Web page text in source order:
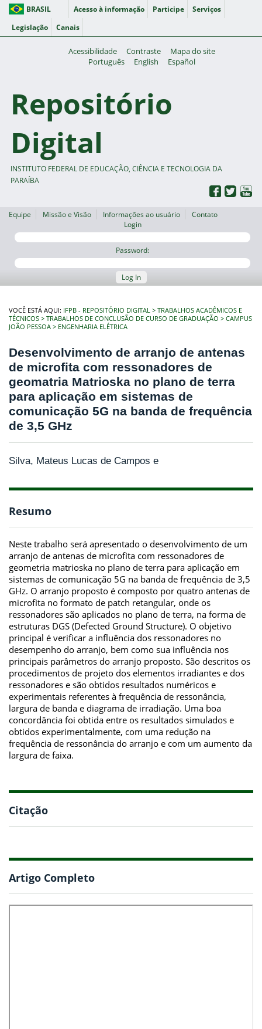
BRASIL Acesso à informação Participe
Serviços
Legislação
Canais
Acessibilidade Contraste
Mapa do site
Português
English Español
Repositório
Digital
INSTITUTO FEDERAL DE EDUCAÇÃO, CIÊNCIA E TECNOLOGIA DA
PARAÍBA
Equipe Missão e Visão Informações ao usuário
Contato
Login
Password:
Log In
VOCÊ ESTÁ AQUI: IFPB - REPOSITÓRIO DIGITAL
TRABALHOS ACADÊMICOS E
TÉCNICOS
TRABALHOS DE CONCLUSÃO DE CURSO DE GRADUAÇÃO
CAMPUS
JOÃO PESSOA
ENGENHARIA ELÉTRICA
Desenvolvimento de arranjo de antenas
de microfita com ressonadores de
geomatria Matrioska no plano de terra
para aplicação em sistemas de
comunicação 5G na banda de frequência
de 3,5 GHz
Silva, Mateus Lucas de Campos e
Resumo
Neste trabalho será apresentado o desenvolvimento de um
arranjo de antenas de microfita com ressonadores de
geometria matrioska no plano de terra para aplicação em
sistemas de comunicação 5G na banda de frequência de 3,5
GHz. O arranjo proposto é composto por quatro antenas de
microfita no formato de patch retangular, onde os
ressonadores são aplicados no plano de terra, na forma de
estruturas DGS (Defected Ground Structure). O objetivo
principal é verificar a influência dos ressonadores no
desempenho do arranjo, bem como sua influência nos
principais parâmetros do arranjo proposto. São descritos os
procedimentos de projeto dos elementos irradiantes e dos
ressonadores e são obtidos resultados numéricos e
experimentais referentes à frequência de ressonância,
largura de banda e diagrama de irradiação. Uma boa
concordância foi obtida entre os resultados simulados e
obtidos experimentalmente, com uma redução na
frequência de ressonância do arranjo e com um aumento da
largura de faixa.
Citação
Artigo Completo